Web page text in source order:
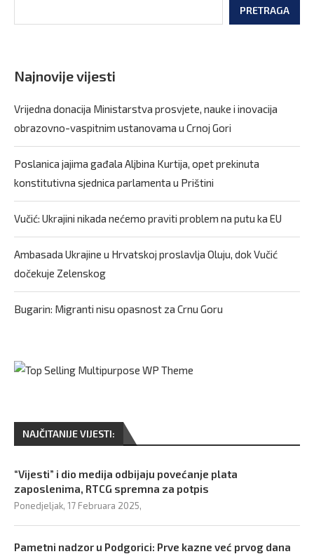
PRETRAGA
Najnovije vijesti
Vrijedna donacija Ministarstva prosvjete, nauke i inovacija
obrazovno-vaspitnim ustanovama u Crnoj Gori
Poslanica jajima gađala Aljbina Kurtija, opet prekinuta
konstitutivna sjednica parlamenta u Prištini
Vučić: Ukrajini nikada nećemo praviti problem na putu ka EU
Ambasada Ukrajine u Hrvatskoj proslavlja Oluju, dok Vučić
dočekuje Zelenskog
Bugarin: Migranti nisu opasnost za Crnu Goru
NAJČITANIJE VIJESTI:
“Vijesti” i dio medija odbijaju povećanje plata
zaposlenima, RTCG spremna za potpis
Ponedjeljak, 17 Februara 2025,
Pametni nadzor u Podgorici: Prve kazne već prvog dana